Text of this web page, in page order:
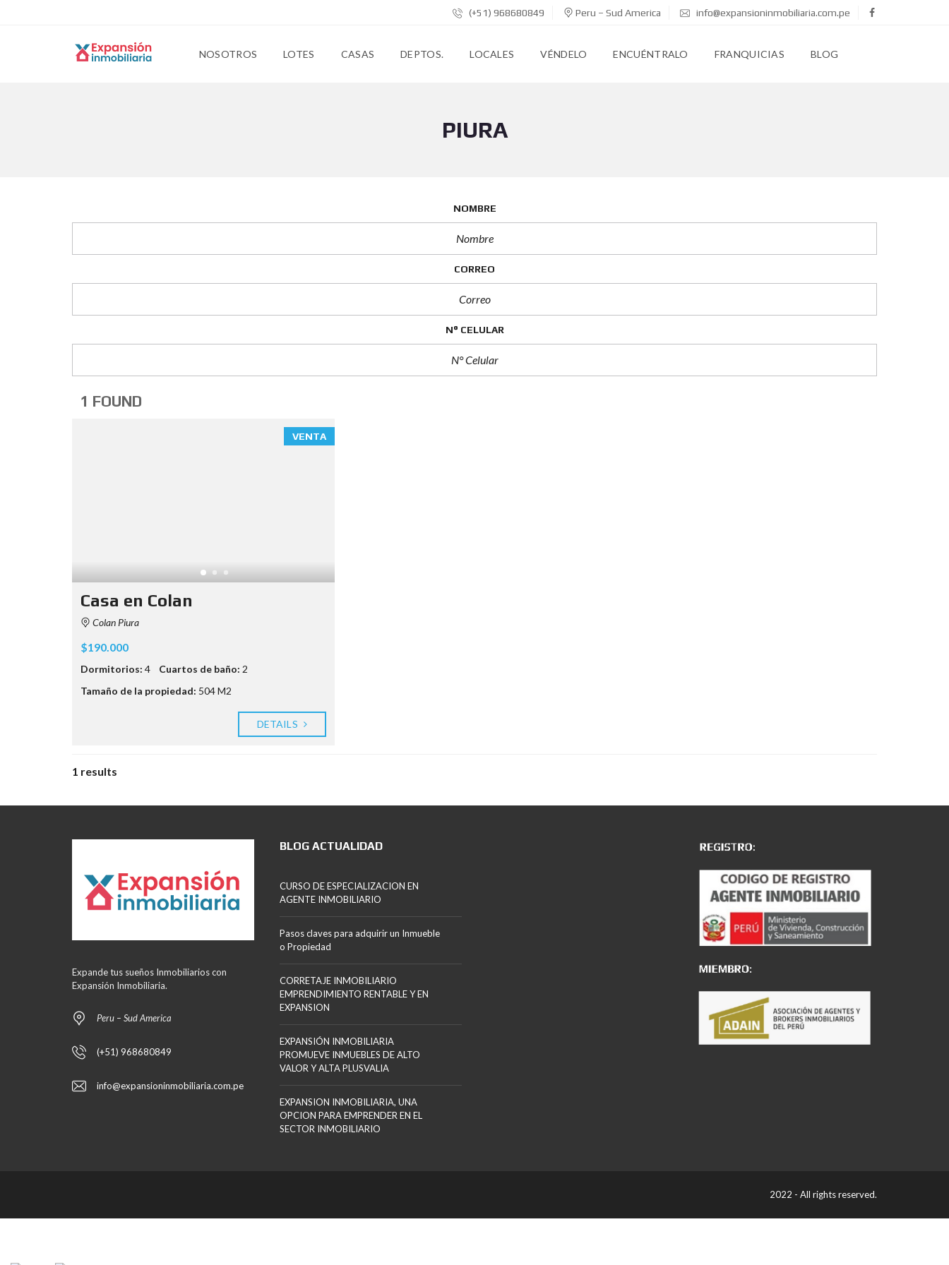
(+51) 968680849 Peru – Sud America info@expansioninmobiliaria.com.pe
NOSOTROS LOTES CASAS DEPTOS. LOCALES VÉNDELO ENCUÉNTRALO FRANQUICIAS BLOG
PIURA
NOMBRE
CORREO
N° CELULAR
1 FOUND
VENTA
Casa en Colan
Colan Piura
$190.000
Dormitorios: 4 Cuartos de baño: 2
Tamaño de la propiedad: 504 M2
DETAILS
1 results
Expande tus sueños Inmobiliarios con
Expansión Inmobiliaria.
Peru – Sud America
(+51) 968680849
info@expansioninmobiliaria.com.pe
BLOG ACTUALIDAD
CURSO DE ESPECIALIZACION EN
AGENTE INMOBILIARIO
Pasos claves para adquirir un Inmueble
o Propiedad
CORRETAJE INMOBILIARIO
EMPRENDIMIENTO RENTABLE Y EN
EXPANSION
EXPANSIÓN INMOBILIARIA
PROMUEVE INMUEBLES DE ALTO
VALOR Y ALTA PLUSVALIA
EXPANSION INMOBILIARIA, UNA
OPCION PARA EMPRENDER EN EL
SECTOR INMOBILIARIO
2022 - All rights reserved.